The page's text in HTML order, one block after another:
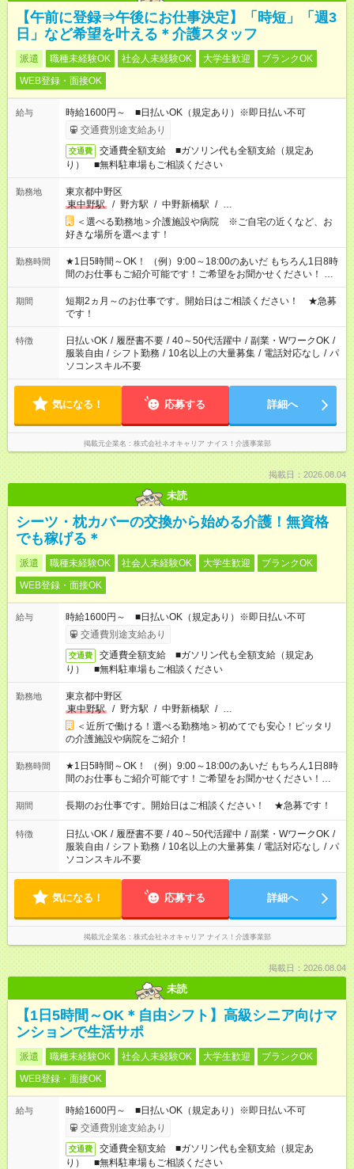
【午前に登録⇒午後にお仕事決定】「時短」「週3
日」など希望を叶える＊介護スタッフ
派遣 職種未経験OK 社会人未経験OK 大学生歓迎
ブランクOK
WEB登録・面接OK
給与
時給1600円～ ■日払いOK（規定あり）※即日払い不可
交通費別途支給あり
交通費
交通費全額支給 ■ガソリン代も全額支給（規定あ
り） ■無料駐車場もご相談ください
勤務地
東京都中野区
東中野駅
/ 野方駅 / 中野新橋駅 / …
＜選べる勤務地＞介護施設や病院 ※ご自宅の近くなど、お
好きな場所を選べます！
勤務時間
★1日5時間～OK！ （例）9:00～18:00のあいだ もちろん1日8時
間のお仕事もご紹介可能です！ご希望をお聞かせください！ ※
週最低15時間以上の勤務が必要です
期間
短期2ヵ月～のお仕事です。開始日はご相談ください！ ★急募
です！
特徴 日払いOK / 履歴書不要 / 40～50代活躍中 / 副業・WワークOK /
服装自由 / シフト勤務 / 10名以上の大量募集 / 電話対応なし / パ
ソコンスキル不要
気になる！ 応募する 詳細へ
掲載元企業名 株式会社ネオキャリア ナイス！介護事業部
掲載日：2026.08.04
未読
シーツ・枕カバーの交換から始める介護！無資格
でも稼げる＊
派遣 職種未経験OK 社会人未経験OK 大学生歓迎
ブランクOK
WEB登録・面接OK
給与
時給1600円～ ■日払いOK（規定あり）※即日払い不可
交通費別途支給あり
交通費
交通費全額支給 ■ガソリン代も全額支給（規定あ
り） ■無料駐車場もご相談ください
勤務地
東京都中野区
東中野駅
/ 野方駅 / 中野新橋駅 / …
＜近所で働ける！選べる勤務地＞初めてでも安心！ピッタリ
の介護施設や病院をご紹介！
勤務時間
★1日5時間～OK！ （例）9:00～18:00のあいだ もちろん1日8時
間のお仕事もご紹介可能です！ご希望をお聞かせください！★家
庭の都合でお休みが必要な場合も遠慮なくご相談ください。 ※
週最低15時間以上の勤務が必要です
期間 長期のお仕事です。開始日はご相談ください！ ★急募です！
特徴 日払いOK / 履歴書不要 / 40～50代活躍中 / 副業・WワークOK /
服装自由 / シフト勤務 / 10名以上の大量募集 / 電話対応なし / パ
ソコンスキル不要
気になる！ 応募する 詳細へ
掲載元企業名 株式会社ネオキャリア ナイス！介護事業部
掲載日：2026.08.04
未読
【1日5時間～OK＊自由シフト】高級シニア向けマ
ンションで生活サポ
派遣 職種未経験OK 社会人未経験OK 大学生歓迎
ブランクOK
WEB登録・面接OK
給与
時給1600円～ ■日払いOK（規定あり）※即日払い不可
交通費別途支給あり
交通費
交通費全額支給 ■ガソリン代も全額支給（規定あ
り） ■無料駐車場もご相談ください